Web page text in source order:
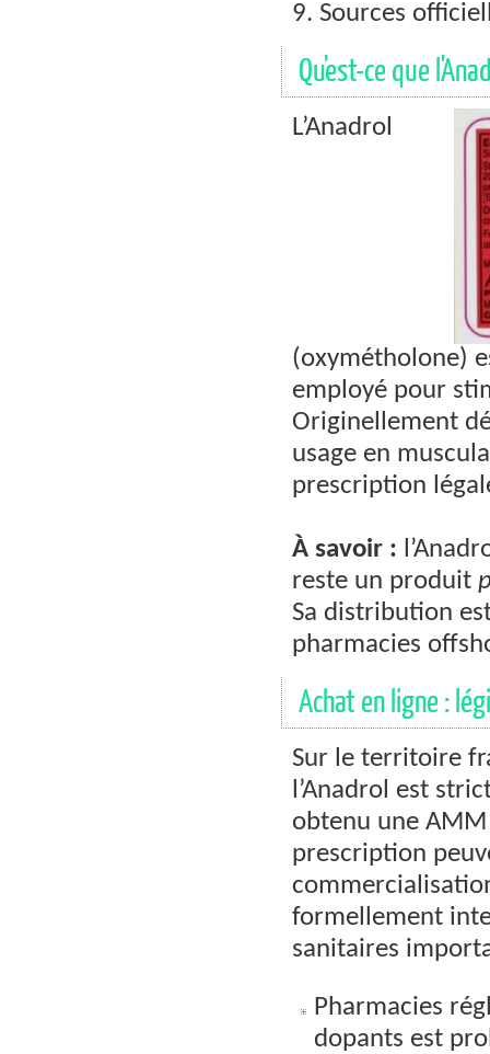
9. Sources
Qu'est-ce que
L’Anadrol
(oxymétholone)
employé pour
Originellement
usage en
prescription
À savoir :
reste un produit
Sa distribution
pharmacies
Achat en ligne :
Sur le territoire
l’Anadrol est
obtenu une
prescription
formellement
sanitaires
Pharmacies
dopants est